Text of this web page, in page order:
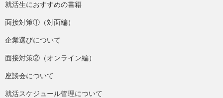
就活生におすすめの書籍
面接対策①（対面編）
企業選びについて
面接対策②（オンライン編）
座談会について
就活スケジュール管理について